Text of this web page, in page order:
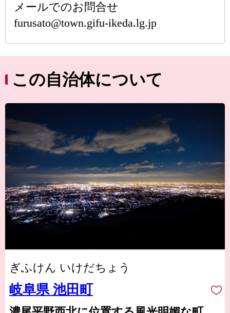
メールでのお問合せ
furusato@town.gifu-ikeda.lg.jp
この自治体について
ぎふけん いけだちょう
岐阜県 池田町